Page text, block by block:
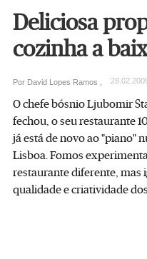
Deliciosa
cozinha a
Por David Lopes Ramos ,
O chefe bósnio Ljubomir
fechou, o seu restaurante
já está de novo ao "piano"
Lisboa. Fomos
restaurante diferente, mas
qualidade e criatividade